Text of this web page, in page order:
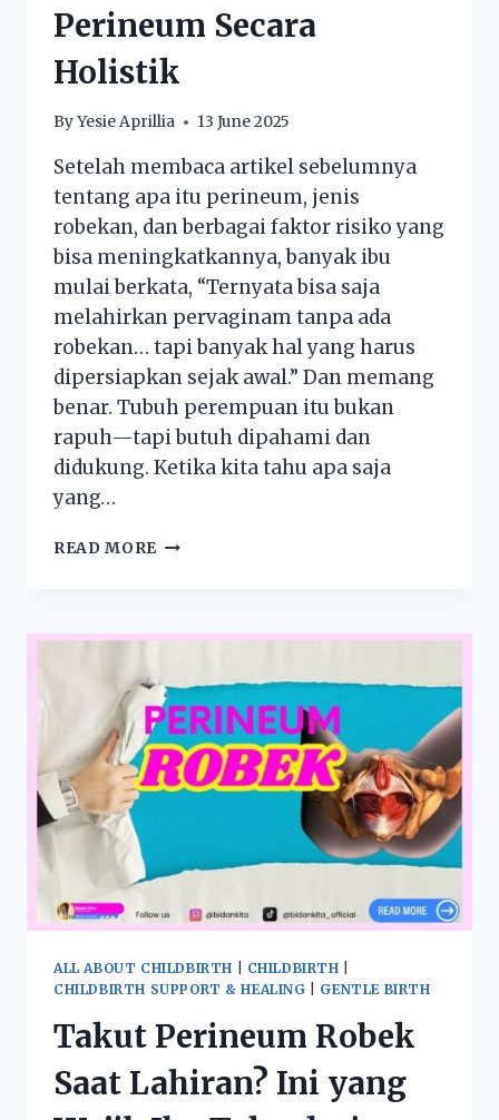
Perineum Secara
Holistik
ByYesie Aprillia 13 June 2025
Setelah membaca artikel sebelumnya
tentang apa itu perineum, jenis
robekan, dan berbagai faktor risiko yang
bisa meningkatkannya, banyak ibu
mulai berkata, “Ternyata bisa saja
melahirkan pervaginam tanpa ada
robekan… tapi banyak hal yang harus
dipersiapkan sejak awal.” Dan memang
benar. Tubuh perempuan itu bukan
rapuh—tapi butuh dipahami dan
didukung. Ketika kita tahu apa saja
yang…
READ MORE
ALL ABOUT CHILDBIRTH CHILDBIRTH
CHILDBIRTH SUPPORT & HEALING
GENTLE BIRTH
Takut Perineum Robek
Saat Lahiran? Ini yang